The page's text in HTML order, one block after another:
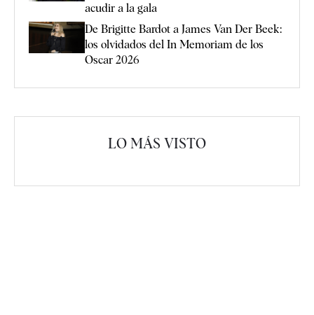
acudir a la gala
De Brigitte Bardot a James Van Der Beek:
los olvidados del In Memoriam de los
Oscar 2026
LO MÁS VISTO